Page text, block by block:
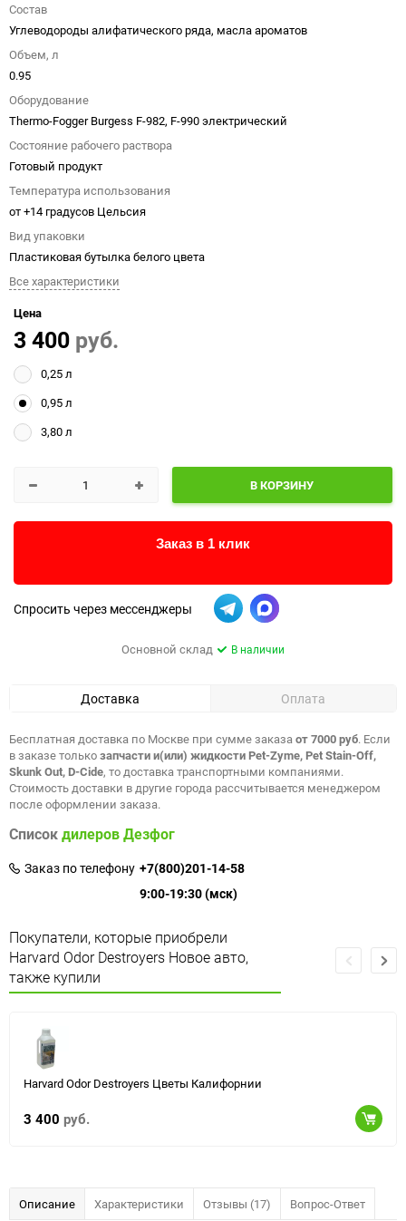
Состав
Углеводороды алифатического ряда, масла ароматов
Объем, л
0.95
Оборудование
Thermo-Fogger Burgess F-982, F-990 электрический
Состояние рабочего раствора
Готовый продукт
Температура использования
от +14 градусов Цельсия
Вид упаковки
Пластиковая бутылка белого цвета
Все характеристики
Цена
3 400 руб.
0,25 л
0,95 л
3,80 л
В КОРЗИНУ
Заказ в 1 клик
Спросить через мессенджеры
Основной склад В наличии
Доставка Оплата
Бесплатная доставка по Москве при сумме заказаот 7000 руб. Если
в заказе толькозапчасти и(или) жидкости Pet-Zyme, Pet Stain-Off,
Skunk Out, D-Cide, то доставка транспортными компаниями.
Стоимость доставки в другие города рассчитывается менеджером
после оформлении заказа.
Списокдилеров Дезфог
Заказ по телефону +7(800)201-14-58
9:00-19:30 (мск)
Покупатели, которые приобрели
Harvard Odor Destroyers Новое авто,
также купили
Harvard Odor Destroyers Цветы Калифорнии
3 400 руб.
Описание Характеристики Отзывы (17) Вопрос-Ответ